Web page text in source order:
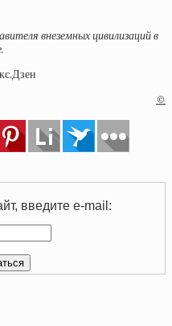
внеземных цивилизаций в
©
введите e-mail: